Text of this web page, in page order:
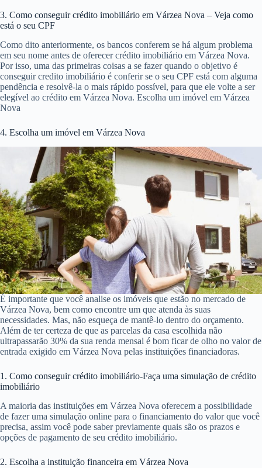
3. Como conseguir crédito imobiliário em Várzea Nova – Veja como
está o seu CPF
Como dito anteriormente, os bancos conferem se há algum problema
em seu nome antes de oferecer crédito imobiliário em Várzea Nova.
Por isso, uma das primeiras coisas a se fazer quando o objetivo é
conseguir credito imobiliário é conferir se o seu CPF está com alguma
pendência e resolvê-la o mais rápido possível, para que ele volte a ser
elegível ao crédito em Várzea Nova. Escolha um imóvel em Várzea
Nova
4. Escolha um imóvel em Várzea Nova
É importante que você analise os imóveis que estão no mercado de
Várzea Nova, bem como encontre um que atenda às suas
necessidades. Mas, não esqueça de mantê-lo dentro do orçamento.
Além de ter certeza de que as parcelas da casa escolhida não
ultrapassarão 30% da sua renda mensal é bom ficar de olho no valor de
entrada exigido em Várzea Nova pelas instituições financiadoras.
1. Como conseguir crédito imobiliário-Faça uma simulação de crédito
imobiliário
A maioria das instituições em Várzea Nova oferecem a possibilidade
de fazer uma simulação online para o financiamento do valor que você
precisa, assim você pode saber previamente quais são os prazos e
opções de pagamento de seu crédito imobiliário.
2. Escolha a instituição financeira em Várzea Nova